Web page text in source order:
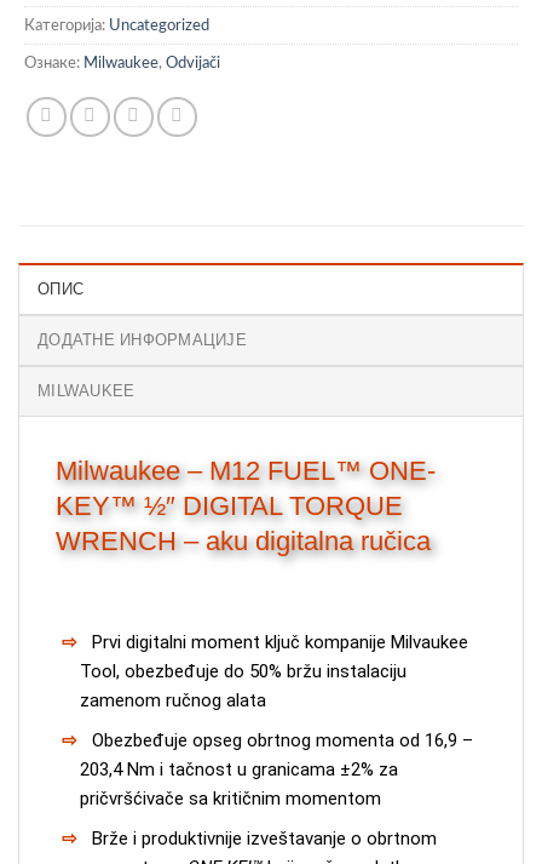
Категорија: Uncategorized
Ознаке: Milwaukee, Odvijači
ОПИС
ДОДАТНЕ ИНФОРМАЦИЈЕ
MILWAUKEE
Milwaukee – M12 FUEL™ ONE-
KEY™ ½″ DIGITAL TORQUE
WRENCH – aku digitalna ručica
Prvi digitalni moment ključ kompanije Milvaukee
Tool, obezbeđuje do 50% bržu instalaciju
zamenom ručnog alata
Obezbeđuje opseg obrtnog momenta od 16,9 –
203,4 Nm i tačnost u granicama ±2% za
pričvršćivače sa kritičnim momentom
Brže i produktivnije izveštavanje o obrtnom